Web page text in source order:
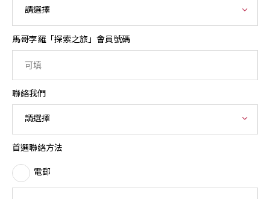
請選擇
馬哥孛羅「探索之旅」會員號碼
聯絡我們
請選擇
首選聯絡方法
電郵